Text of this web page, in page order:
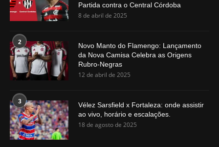
Partida contra o Central Córdoba
8 de abril de 2025
2
Novo Manto do Flamengo: Lançamento
da Nova Camisa Celebra as Origens
Rubro-Negras
12 de abril de 2025
3
Vélez Sarsfield x Fortaleza: onde assistir
ao vivo, horário e escalações.
18 de agosto de 2025